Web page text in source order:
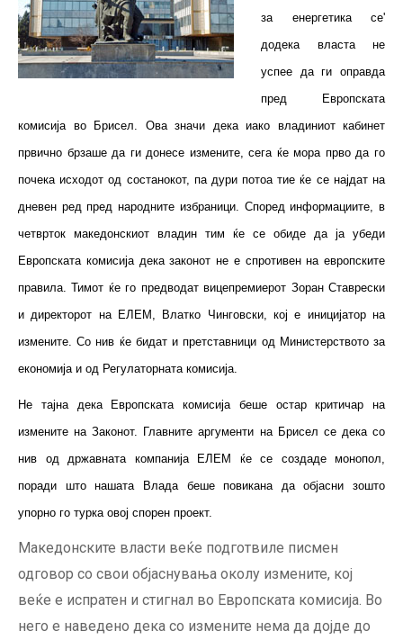
за енергетика се'
додека власта не
успее да ги оправда
пред Европската
комисија во Брисел. Ова значи дека иако владиниот кабинет
првично брзаше да ги донесе измените, сега ќе мора прво да го
почека исходот од состанокот, па дури потоа тие ќе се најдат на
дневен ред пред народните избраници. Според информациите, в
четврток македонскиот владин тим ќе се обиде да ја убеди
Европската комисија дека законот не е спротивен на европските
правила. Тимот ќе го предводат вицепремиерот Зоран Ставрески
и директорот на ЕЛЕМ, Влатко Чинговски, кој е иницијатор на
измените. Со нив ќе бидат и претставници од Министерството за
економија и од Регулаторната комисија.
Не тајна дека Европската комисија беше остар критичар на
измените на Законот. Главните аргументи на Брисел се дека со
нив од државната компанија ЕЛЕМ ќе се создаде монопол,
поради што нашата Влада беше повикана да објасни зошто
упорно го турка овој спорен проект.
Македонските власти веќе подготвиле писмен
одговор со свои објаснувања околу измените, кој
веќе е испратен и стигнал во Европската комисија. Во
него е наведено дека со измените нема да дојде до